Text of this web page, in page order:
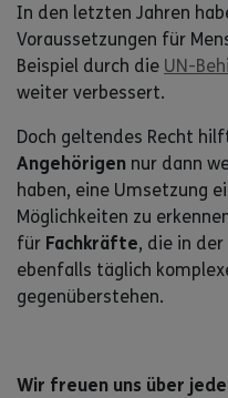
In den letzten Jahren
Voraussetzungen für
Beispiel durch die UN-
weiter verbessert.
Doch geltendes Recht
Angehörigen nur dann
haben, eine Umsetzung
Möglichkeiten zu
für Fachkräfte, die in
ebenfalls täglich
gegenüberstehen.
Wir freuen uns über